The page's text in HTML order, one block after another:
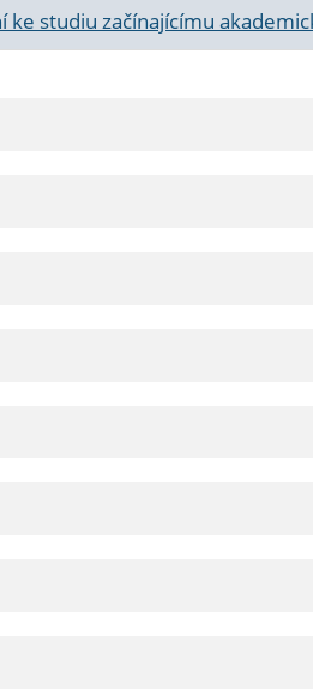
studiu začínajícímu